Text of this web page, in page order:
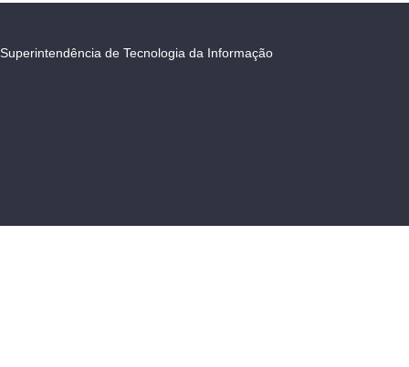
Superintendência de Tecnologia da Informação